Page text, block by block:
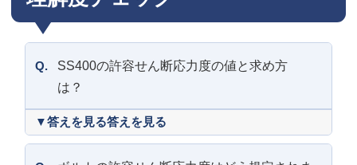
Q.
SS400の許容せん断応力度の値と求め方
は？
答えを見る